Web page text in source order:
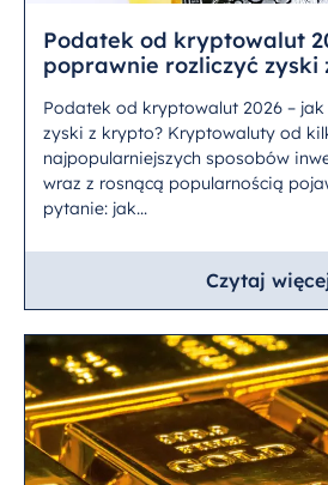
Podatek od kryptowalut
poprawnie rozliczyć zyski
Podatek od kryptowalut 2026 –
zyski z krypto? Kryptowaluty od
najpopularniejszych sposobów
wraz z rosnącą popularnością
pytanie: jak...
Czytaj